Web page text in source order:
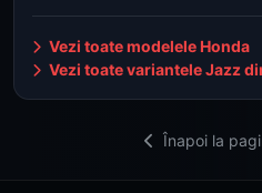
Vezi toate modelele Honda
Vezi toate variantele Jazz
Înapoi la